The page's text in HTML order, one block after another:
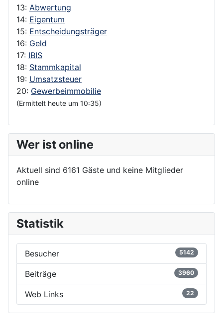
13: Abwertung
14: Eigentum
15: Entscheidungsträger
16: Geld
17: IBIS
18: Stammkapital
19: Umsatzsteuer
20: Gewerbeimmobilie
(Ermittelt heute um 10:35)
Wer ist online
Aktuell sind 6161 Gäste und keine Mitglieder
online
Statistik
Besucher 5142
Beiträge 3960
Web Links 22